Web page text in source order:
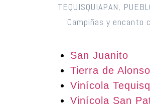
TEQUISQUIAPAN,
Campiñas y encanto
San Juanito
Tierra de Alonso
Vinícola
Vinícola San